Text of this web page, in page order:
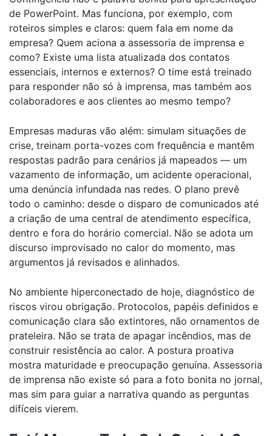
de PowerPoint. Mas funciona, por exemplo, com
roteiros simples e claros: quem fala em nome da
empresa? Quem aciona a assessoria de imprensa e
como? Existe uma lista atualizada dos contatos
essenciais, internos e externos? O time está treinado
para responder não só à imprensa, mas também aos
colaboradores e aos clientes ao mesmo tempo?
Empresas maduras vão além: simulam situações de
crise, treinam porta-vozes com frequência e mantêm
respostas padrão para cenários já mapeados — um
vazamento de informação, um acidente operacional,
uma denúncia infundada nas redes. O plano prevê
todo o caminho: desde o disparo de comunicados até
a criação de uma central de atendimento específica,
dentro e fora do horário comercial. Não se adota um
discurso improvisado no calor do momento, mas
argumentos já revisados e alinhados.
No ambiente hiperconectado de hoje, diagnóstico de
riscos virou obrigação. Protocolos, papéis definidos e
comunicação clara são extintores, não ornamentos de
prateleira. Não se trata de apagar incêndios, mas de
construir resistência ao calor. A postura proativa
mostra maturidade e preocupação genuína. Assessoria
de imprensa não existe só para a foto bonita no jornal,
mas sim para guiar a narrativa quando as perguntas
difíceis vierem.